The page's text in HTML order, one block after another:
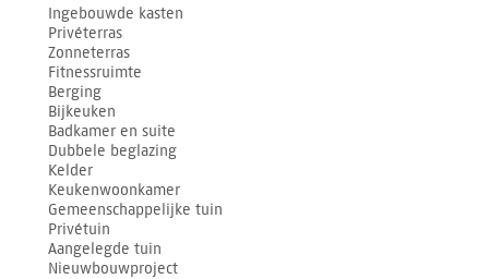
Ingebouwde kasten
Privéterras
Zonneterras
Fitnessruimte
Berging
Bijkeuken
Badkamer en suite
Dubbele beglazing
Kelder
Keukenwoonkamer
Gemeenschappelijke tuin
Privétuin
Aangelegde tuin
Nieuwbouwproject